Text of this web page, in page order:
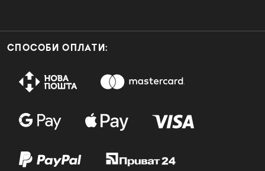
СПОСОБИ ОПЛАТИ: